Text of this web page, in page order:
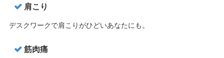
肩こり
デスクワークで肩こりがひどいあなたにも。
筋肉痛